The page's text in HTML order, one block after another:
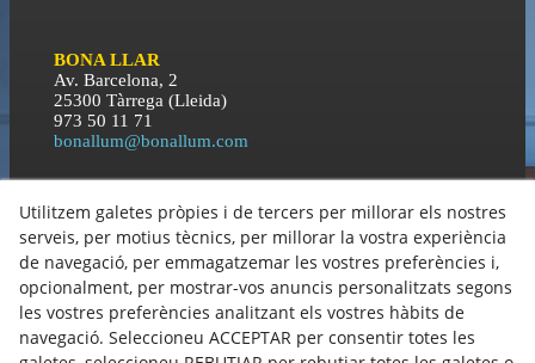
BONA LLAR
Av. Barcelona, 2
25300 Tàrrega (Lleida)
973 50 11 71
bonallum@bonallum.com
BONA NIT
C\ Orient, 3
25300 Tàrrega (Lleida)
973 50 11 71
bonallum@bonallum.com
Política de Cookies
Utilitzem galetes pròpies i de tercers per millorar els nostres
serveis, per motius tècnics, per millorar la vostra experiència
de navegació, per emmagatzemar les vostres preferències i,
opcionalment, per mostrar-vos anuncis personalitzats segons
les vostres preferències analitzant els vostres hàbits de
navegació. Seleccioneu ACCEPTAR per consentir totes les